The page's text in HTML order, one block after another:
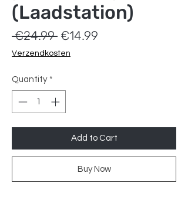
(Laadstation)
€24.99 Regular
Price
€14.99
Verzendkosten
Quantity *
Add to Cart
Buy Now